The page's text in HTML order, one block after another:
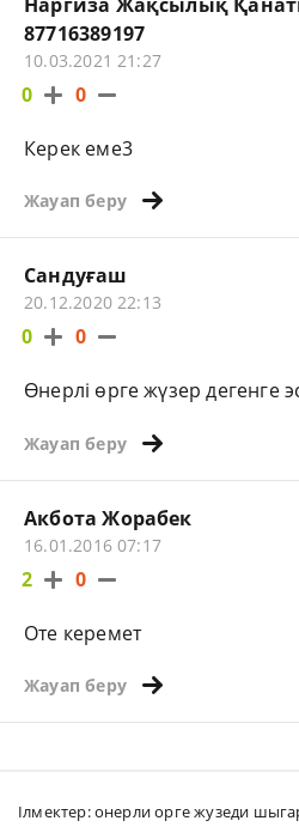
87716389197
10.03.2021 21:27
0 0
Керек еме3
Жауап беру
Сандуғаш
20.12.2020 22:13
0 0
Өнерлі өрге жүзер дегенге
Жауап беру
Акбота Жорабек
16.01.2016 07:17
2 0
Оте керемет
Жауап беру
Ілмектер:онерли орге жузеди